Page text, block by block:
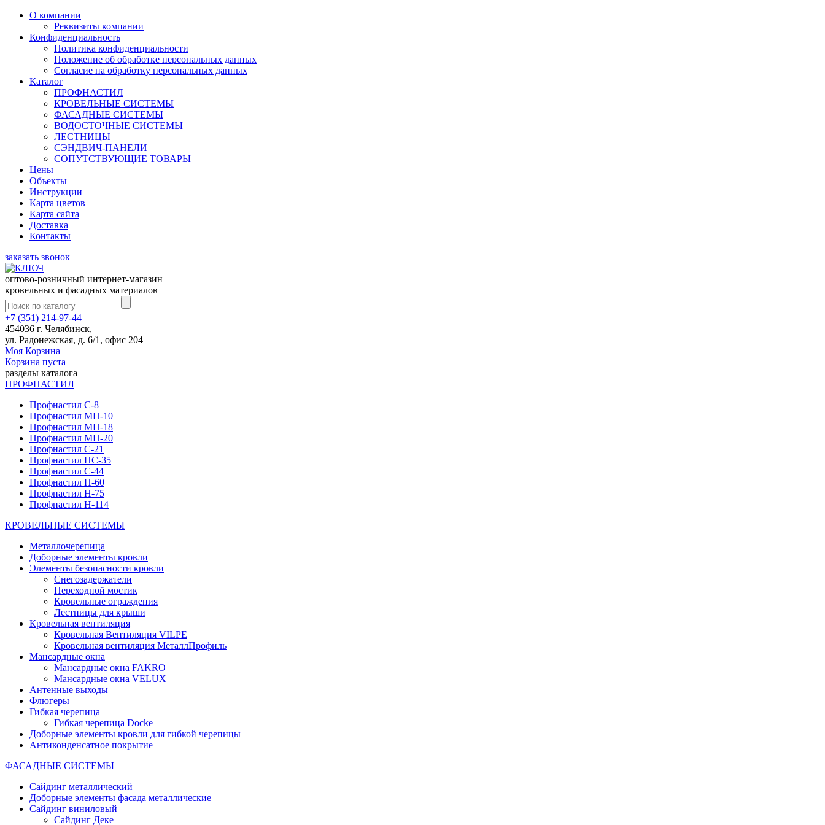
О компании
Реквизиты компании
Конфиденциальность
Политика конфиденциальности
Положение об обработке персональных данных
Согласие на обработку персональных данных
Каталог
ПРОФНАСТИЛ
КРОВЕЛЬНЫЕ СИСТЕМЫ
ФАСАДНЫЕ СИСТЕМЫ
ВОДОСТОЧНЫЕ СИСТЕМЫ
ЛЕСТНИЦЫ
СЭНДВИЧ-ПАНЕЛИ
СОПУТСТВУЮЩИЕ ТОВАРЫ
Цены
Объекты
Инструкции
Карта цветов
Карта сайта
Доставка
Контакты
заказать звонок
оптово-розничный интернет-магазин
кровельных и фасадных материалов
+7 (351) 214-97-44
454036 г. Челябинск,
ул. Радонежская, д. 6/1, офис 204
Моя Корзина
Корзина пуста
разделы каталога
ПРОФНАСТИЛ
Профнастил С-8
Профнастил МП-10
Профнастил МП-18
Профнастил МП-20
Профнастил С-21
Профнастил НС-35
Профнастил С-44
Профнастил Н-60
Профнастил Н-75
Профнастил Н-114
КРОВЕЛЬНЫЕ СИСТЕМЫ
Металлочерепица
Доборные элементы кровли
Элементы безопасности кровли
Снегозадержатели
Переходной мостик
Кровельные ограждения
Лестницы для крыши
Кровельная вентиляция
Кровельная Вентиляция VILPE
Кровельная вентиляция МеталлПрофиль
Мансардные окна
Мансардные окна FAKRO
Мансардные окна VELUX
Антенные выходы
Флюгеры
Гибкая черепица
Гибкая черепица Docke
Доборные элементы кровли для гибкой черепицы
Антиконденсатное покрытие
ФАСАДНЫЕ СИСТЕМЫ
Сайдинг металлический
Доборные элементы фасада металлические
Сайдинг виниловый
Сайдинг Деке